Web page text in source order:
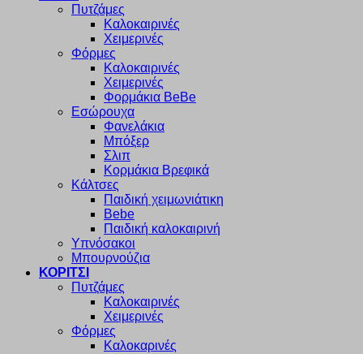
Πυτζάμες
Καλοκαιρινές
Χειμερινές
Φόρμες
Καλοκαιρινές
Χειμερινές
Φορμάκια BeBe
Εσώρουχα
Φανελάκια
Μπόξερ
Σλιπ
Κορμάκια Βρεφικά
Κάλτσες
Παιδική χειμωνιάτικη
Bebe
Παιδική καλοκαιρινή
Υπνόσακοι
Μπουρνούζια
ΚΟΡΙΤΣΙ
Πυτζάμες
Καλοκαιρινές
Χειμερινές
Φόρμες
Καλοκαρινές